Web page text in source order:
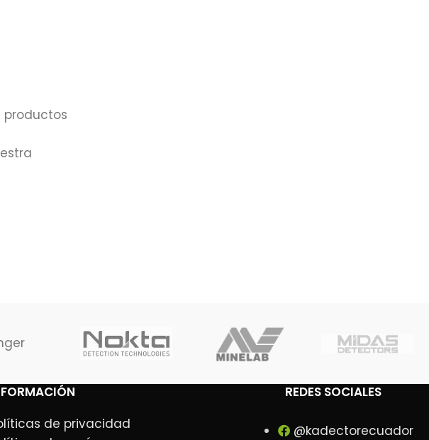
productos
de privacidad
REDES SOCIALES
@kadectorecuador